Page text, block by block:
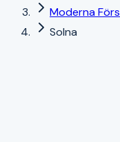
Moderna
Solna